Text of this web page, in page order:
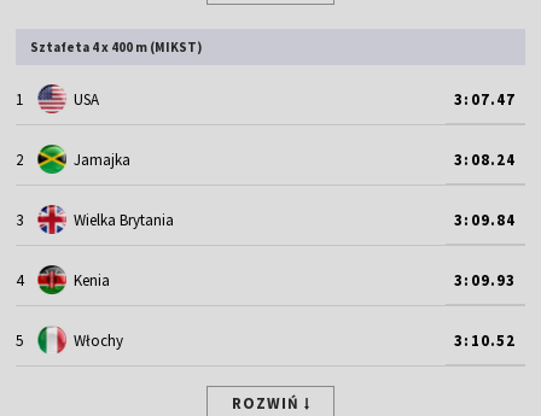
Sztafeta 4 x 400 m (MIKST)
1 USA 3:07.47
2 Jamajka 3:08.24
3 Wielka Brytania 3:09.84
4 Kenia 3:09.93
5 Włochy 3:10.52
ROZWIŃ